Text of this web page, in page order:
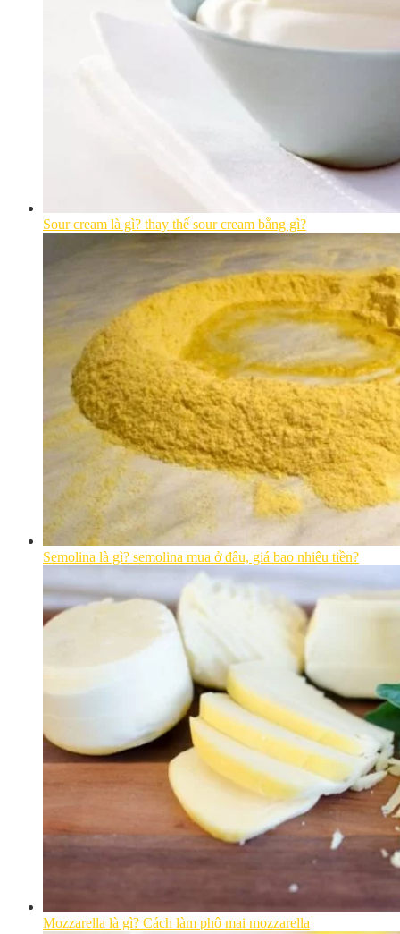
Sour cream là gì? thay thế sour cream bằng gì?
Semolina là gì? semolina mua ở đâu, giá bao nhiêu tiền?
Mozzarella là gì? Cách làm phô mai mozzarella